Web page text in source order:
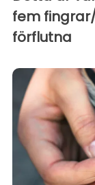
fem
förflutna